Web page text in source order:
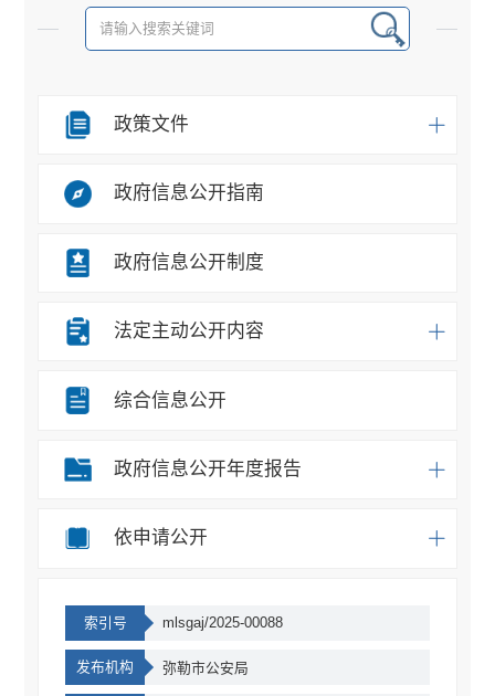
政策文件
政府信息公开指南
政府信息公开制度
法定主动公开内容
综合信息公开
政府信息公开年度报告
依申请公开
索引号 mlsgaj/2025-00088
发布机构 弥勒市公安局